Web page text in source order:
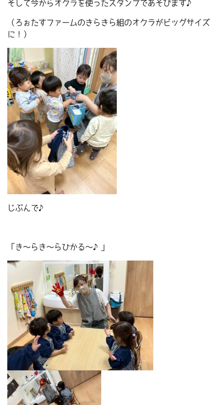
そして今からオクラを使ったスタンプであそびます♪
（ろぉたすファームのきらきら組のオクラがビッグサイズ
に！）
じぶんで♪
「き～らき～らひかる～♪」